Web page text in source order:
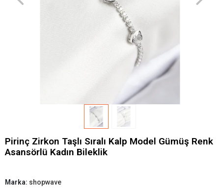
Pirinç Zirkon Taşlı Sıralı Kalp Model Gümüş Renk
Asansörlü Kadın Bileklik
Marka: shopwave